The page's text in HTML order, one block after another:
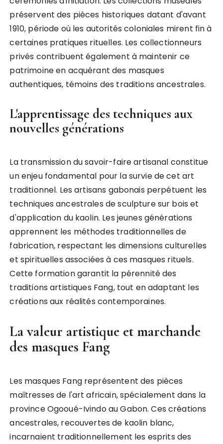
préservent des pièces historiques datant d'avant
1910, période où les autorités coloniales mirent fin à
certaines pratiques rituelles. Les collectionneurs
privés contribuent également à maintenir ce
patrimoine en acquérant des masques
authentiques, témoins des traditions ancestrales.
L'apprentissage des techniques aux
nouvelles générations
La transmission du savoir-faire artisanal constitue
un enjeu fondamental pour la survie de cet art
traditionnel. Les artisans gabonais perpétuent les
techniques ancestrales de sculpture sur bois et
d'application du kaolin. Les jeunes générations
apprennent les méthodes traditionnelles de
fabrication, respectant les dimensions culturelles
et spirituelles associées à ces masques rituels.
Cette formation garantit la pérennité des
traditions artistiques Fang, tout en adaptant les
créations aux réalités contemporaines.
La valeur artistique et marchande
des masques Fang
Les masques Fang représentent des pièces
maîtresses de l'art africain, spécialement dans la
province Ogooué-Ivindo au Gabon. Ces créations
ancestrales, recouvertes de kaolin blanc,
incarnaient traditionnellement les esprits des